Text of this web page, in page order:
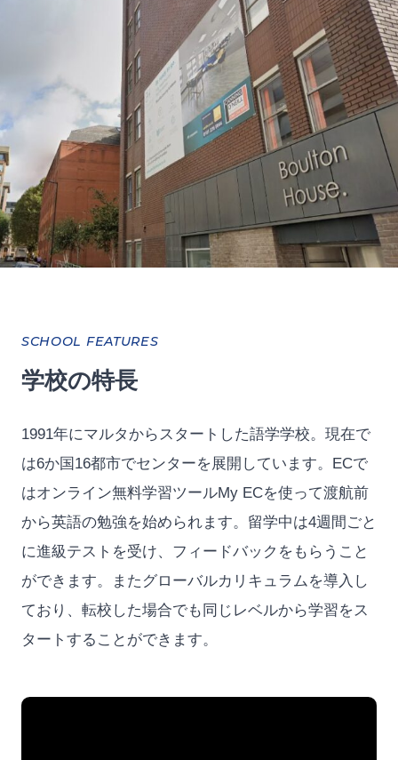
SCHOOL FEATURES
学校の特長
1991年にマルタからスタートした語学学校。現在で
は6か国16都市でセンターを展開しています。ECで
はオンライン無料学習ツールMy ECを使って渡航前
から英語の勉強を始められます。留学中は4週間ごと
に進級テストを受け、フィードバックをもらうこと
ができます。またグローバルカリキュラムを導入し
ており、転校した場合でも同じレベルから学習をス
タートすることができます。